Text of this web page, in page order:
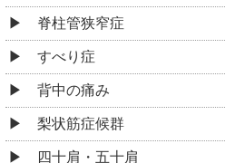
脊柱管狭窄症
すべり症
背中の痛み
梨状筋症候群
四十肩・五十肩